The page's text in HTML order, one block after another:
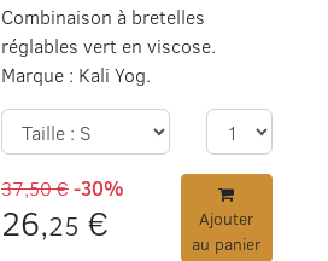
Combinaison à bretelles
réglables vert en viscose.
Marque : Kali Yog.
37,50 €-30%
26,25 €
Ajouter
au panier